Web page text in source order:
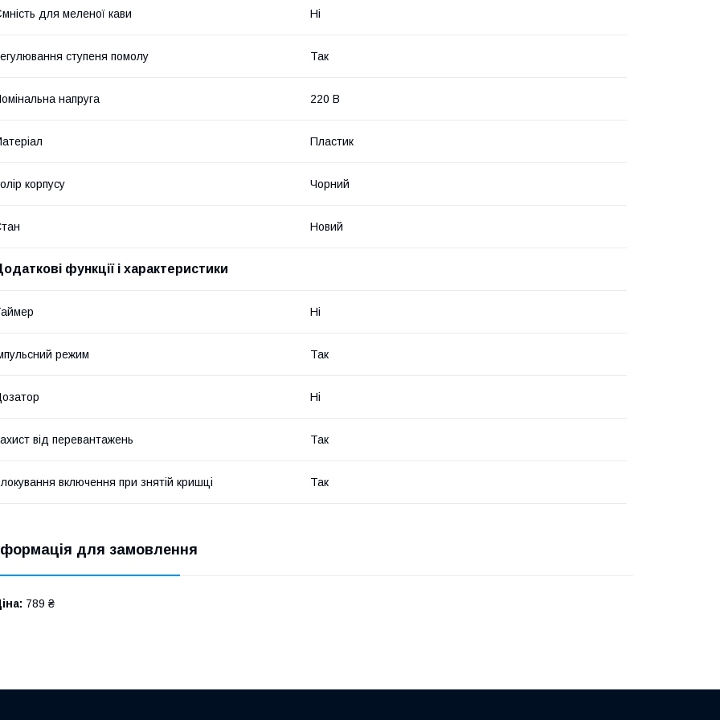
для меленої кави Ні
ступеня помолу Так
напруга 220 В
Пластик
корпусу Чорний
Новий
функції і характеристики
Ні
режим Так
Ні
від перевантажень Так
включення при знятій кришці Так
для замовлення
789 ₴